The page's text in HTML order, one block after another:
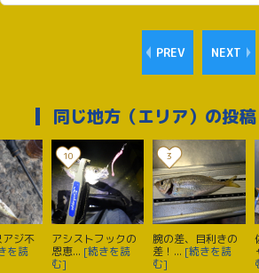
PREV NEXT
同じ地方（エリア）の投稿
ジ不
を読
10
アシストフックの
恩恵... [続きを読
む]
3
腕の差、目利きの
差！... [続きを読
む]